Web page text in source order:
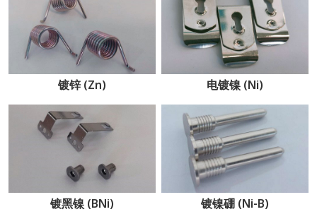
镀锌 (Zn) 电镀镍 (Ni)
镀黑镍 (BNi) 镀镍硼 (Ni-B)